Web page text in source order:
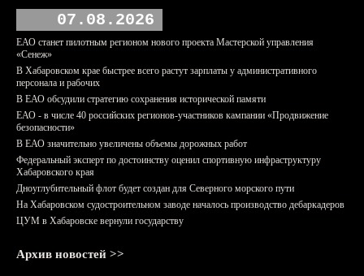
07.08.2026
ЕАО станет пилотным регионом нового проекта Мастерской управления
«Сенеж»
В Хабаровском крае быстрее всего растут зарплаты у административного
персонала и рабочих
В ЕАО обсудили стратегию сохранения исторической памяти
ЕАО - в числе 40 российских регионов-участников кампании «Продвижение
безопасности»
В ЕАО значительно увеличены объемы дорожных работ
Федеральный эксперт по достоинству оценил спортивную инфраструктуру
Хабаровского края
Дноуглубительный флот будет создан для Северного морского пути
На Хабаровском судостроительном заводе началось производство дебаркадеров
ЦУМ в Хабаровске вернули государству
Архив новостей >>